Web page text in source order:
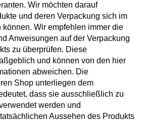
Wir möchten darauf
und deren Verpackung sich im
können. Wir empfehlen immer die
Anweisungen auf der Verpackung
zu überprüfen. Diese
und können von den hier
abweichen. Die
Shop unterliegen dem
dass sie ausschließlich zu
werden und
Aussehen des Produkts